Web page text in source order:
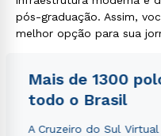
pós-graduação. Assim,
melhor opção para sua
Mais de 1300
todo o Brasil
A Cruzeiro do Sul